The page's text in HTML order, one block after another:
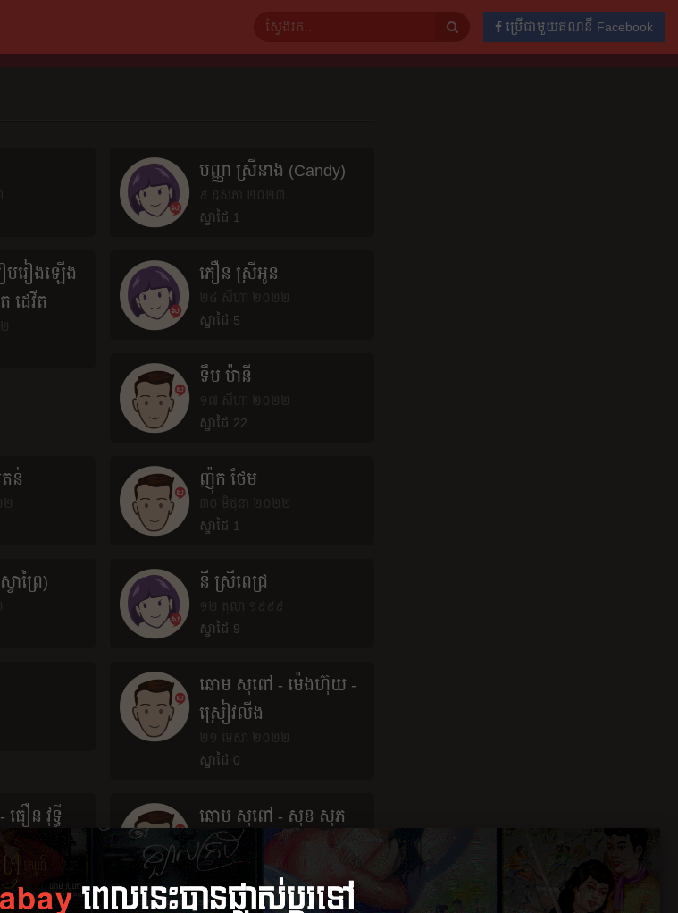
ប្រើជាមួយគណនី Facebook
បញ្ញា ស្រីនាង (Candy)
ស្នាដៃ 1
បរៀងឡើង
ដេវីត
ភឿន ស្រីអូន
ស្នាដៃ 5
ទឹម ម៉ានី
ស្នាដៃ 22
តន់ ញ៉ុក ថែម
ស្នាដៃ 1
ាព្រៃ) នី ស្រីពេជ្រ
ស្នាដៃ 9
ឆោម សុពៅ - ម៉េងហ៊ុយ -
ស្រៀវលីង
ស្នាដៃ 0
ឿន វុទ្ធី
ឆោម សុពៅ - សុខ សុភ
ត្រា
៣០ មីនា ២០២២
ស្នាដៃ 0